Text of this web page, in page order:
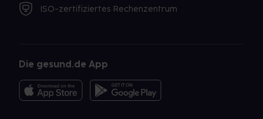
ISO-zertifiziertes Rechenzentrum
Die gesund.de App